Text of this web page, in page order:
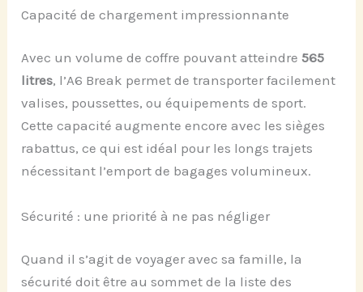
Capacité de chargement impressionnante
Avec un volume de coffre pouvant atteindre565
litres, l’A6 Break permet de transporter facilement
valises, poussettes, ou équipements de sport.
Cette capacité augmente encore avec les sièges
rabattus, ce qui est idéal pour les longs trajets
nécessitant l’emport de bagages volumineux.
Sécurité : une priorité à ne pas négliger
Quand il s’agit de voyager avec sa famille, la
sécurité doit être au sommet de la liste des